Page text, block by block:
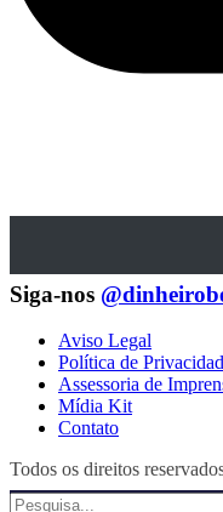
Siga-nos
Aviso Legal
Política de
Assessoria de
Mídia Kit
Contato
Todos os direitos